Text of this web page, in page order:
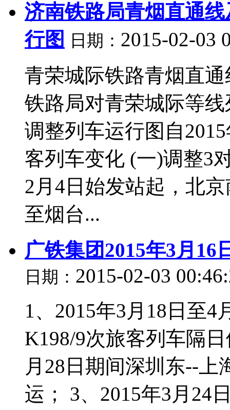
济南铁路局青烟直通
行图
日期： 2015-02-03
青荣城际铁路青烟直
铁路局对青荣城际等
调整列车运行图自
客列车变化 (一)调整3
2月4日始发站起，北
至烟台...
广铁集团2015年3月16
日期： 2015-02-03
1、2015年3月18日至
K198/9次旅客列车隔
月28日期间深圳东--上
运； 3、2015年3月24